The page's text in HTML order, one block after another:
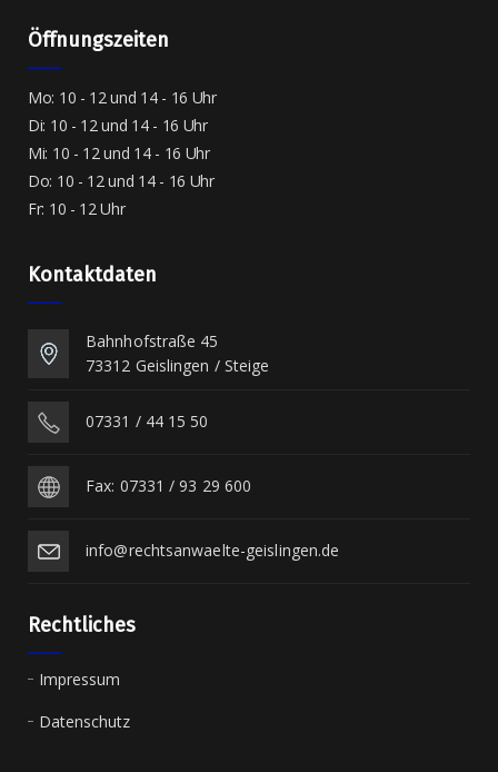
Öffnungszeiten
Mo: 10 - 12 und 14 - 16 Uhr
Di: 10 - 12 und 14 - 16 Uhr
Mi: 10 - 12 und 14 - 16 Uhr
Do: 10 - 12 und 14 - 16 Uhr
Fr: 10 - 12 Uhr
Kontaktdaten
Bahnhofstraße 45
73312 Geislingen / Steige
07331 / 44 15 50
Fax: 07331 / 93 29 600
info@rechtsanwaelte-geislingen.de
Rechtliches
Impressum
Datenschutz